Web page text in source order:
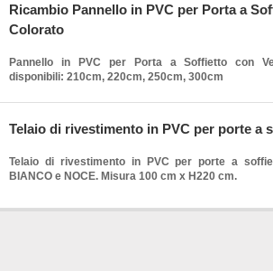
Ricambio Pannello in PVC per Porta a
Colorato
Pannello in PVC per Porta a Soffietto con
disponibili: 210cm, 220cm, 250cm, 300cm
Telaio di rivestimento in PVC per porte a
Telaio di rivestimento in PVC per porte a
BIANCO e NOCE. Misura 100 cm x H220 cm.